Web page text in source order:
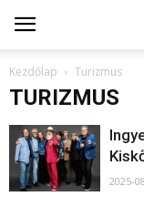
Kezdőlap Turizmus
TURIZMUS
2025-